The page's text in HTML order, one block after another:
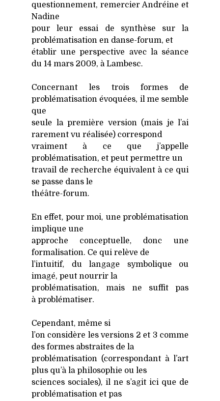
ques­tion­ne­ment, remer­cier Andréine et
Nadine
pour leur essai de syn­thèse sur la
pro­blé­ma­ti­sa­tion en danse-forum, et
éta­blir une pers­pec­tive avec la séance
du 14 mars 2009, à Lam­besc.
Concer­nant les trois formes de
pro­blé­ma­ti­sa­tion évo­quées, il me semble
que
seule la pre­mière ver­sion (mais je l’ai
rare­ment vu réa­li­sée) cor­res­pond
vrai­ment à ce que j’appelle
pro­blé­ma­ti­sa­tion, et peut per­mettre un
tra­vail de recherche équi­valent à ce qui
se passe dans le
théâtre-forum.
En effet, pour moi, une pro­blé­ma­ti­sa­tion
implique une
approche concep­tuelle, donc une
for­ma­li­sa­tion. Ce qui relève de
l’intuitif, du lan­gage sym­bo­lique ou
ima­gé, peut nour­rir la
pro­blé­ma­ti­sa­tion, mais ne suf­fit pas
à pro­blé­ma­ti­ser.
Cepen­dant, même si
l’on consi­dère les ver­sions 2 et 3 comme
des formes abs­traites de la
pro­blé­ma­ti­sa­tion (cor­res­pon­dant à l’art
plus qu’à la phi­lo­so­phie ou les
sciences sociales), il ne s’agit ici que de
pro­blé­ma­ti­sa­tion et pas